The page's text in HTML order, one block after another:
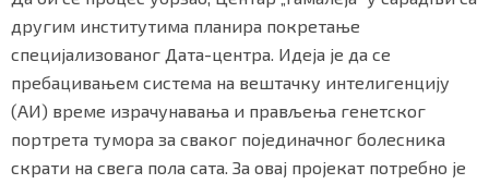
другим институтима планира покретање
специјализованог Дата-центра. Идеја је да се
пребацивањем система на вештачку интелигенцију
(АИ) време израчунавања и прављења генетског
портрета тумора за сваког појединачног болесника
скрати на свега пола сата. За овај пројекат потребно је